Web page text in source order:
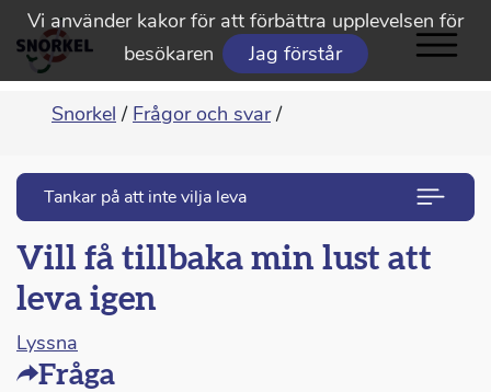
Vi använder kakor för att förbättra upplevelsen för
besökaren
Jag förstår
Snorkel / Frågor och svar /
Tankar på att inte vilja leva
Vill få tillbaka min lust att
leva igen
Lyssna
Fråga